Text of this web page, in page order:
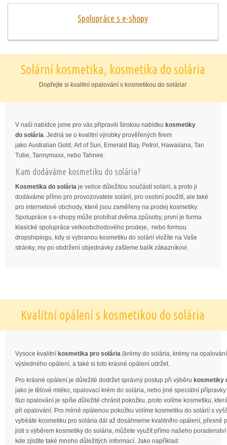
Spolupráce s e-shopy
Solární kosmetika, kosmetika do solária
Dopřejte si kvalitní opalování s kosmetikou do solária!
V naší nabídce jsme pro vás připravili širokou nabídku kosmetiky
do solária. Jedná se o kvalitní výrobky prověřených firem
jako Australian Gold, Art of Sun, Emerald Bay, Petrol, Hawaiiana, Tan
Tube, Tannymaxx, nebo Tahnee.
Kam dodáváme kosmetiku do solária?
Kosmetika do solária je velice důležitou součástí solárií, a proto ji
dodáváme přímo pro provozovatele solárií, pro osobní použití, ale také
pro internetové obchody, které jsou zaměřeny na prodej kosmetiky.
Spolupráce s e-shopy může probíhat dvěma způsoby, první je forma
klasické spolupráce velkoobchodového prodeje, nebo formou
dropshipingu, kdy si vybranou kosmetiku do solárií vložíte na Vaše
stránky, my po obdržení objednávky zašleme balík zákazníkovi.
Kvalitní opálení s kosmetikou do solária
Vysoce kvalitní kosmetika pro solária (krémy do solária, krémy na
výsledného opálení, a také si toto krásné opálení udržet.
Pro krásné opálení je důležité dodržet správný postup při výběru kosmetiky
jako je tělové mléko, opalovací krém do solária, nebo jiné speciální
fázi opalování je spíše důležité chránit pokožku, proto volíme kosmetiku,
při opalování. Pro mírně opálenou pokožku volíme kosmetiku do solárií s
vybíráte kosmetiku pro solária dál až dosáhneme kvalitního opálení, přesně
jisti s výběrem kosmetiky do solária, můžete využít přímo našeho
kde zjistíte také mnoho důležitých informací. Jako například: